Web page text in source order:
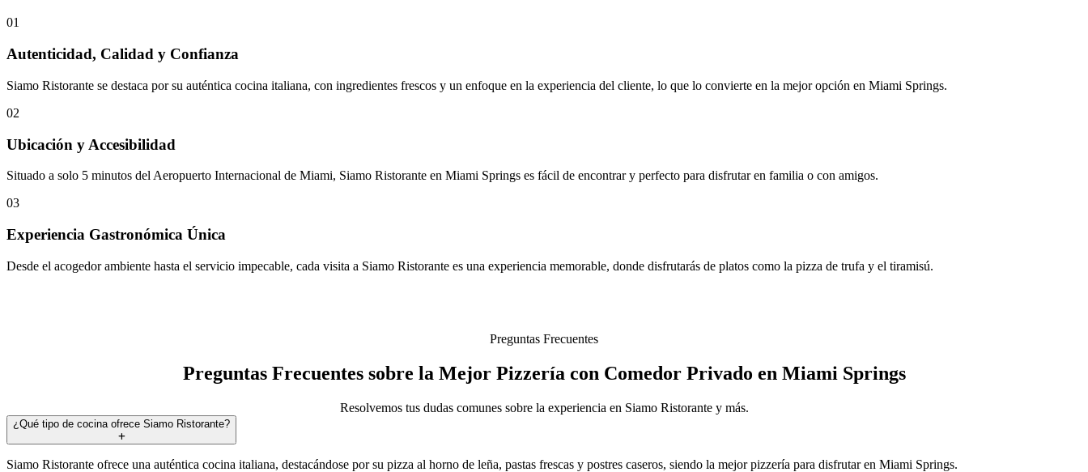
01
Autenticidad, Calidad y Confianza
Siamo Ristorante se destaca por su auténtica cocina italiana, con ingredientes frescos y un enfoque en la experiencia del cliente, lo que lo convierte en la mejor opción en Miami Springs.
02
Ubicación y Accesibilidad
Situado a solo 5 minutos del Aeropuerto Internacional de Miami, Siamo Ristorante en Miami Springs es fácil de encontrar y perfecto para disfrutar en familia o con amigos.
03
Experiencia Gastronómica Única
Desde el acogedor ambiente hasta el servicio impecable, cada visita a Siamo Ristorante es una experiencia memorable, donde disfrutarás de platos como la pizza de trufa y el tiramisú.
Preguntas Frecuentes
Preguntas Frecuentes sobre la Mejor Pizzería con Comedor Privado en Miami Springs
Resolvemos tus dudas comunes sobre la experiencia en Siamo Ristorante y más.
¿Qué tipo de cocina ofrece Siamo Ristorante?
Siamo Ristorante ofrece una auténtica cocina italiana, destacándose por su pizza al horno de leña, pastas frescas y postres caseros, siendo la mejor pizzería para disfrutar en Miami Springs.